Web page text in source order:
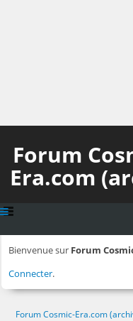
Forum
Era.com
Bienvenue sur Forum
Connecter.
Forum Cosmic-Era.com